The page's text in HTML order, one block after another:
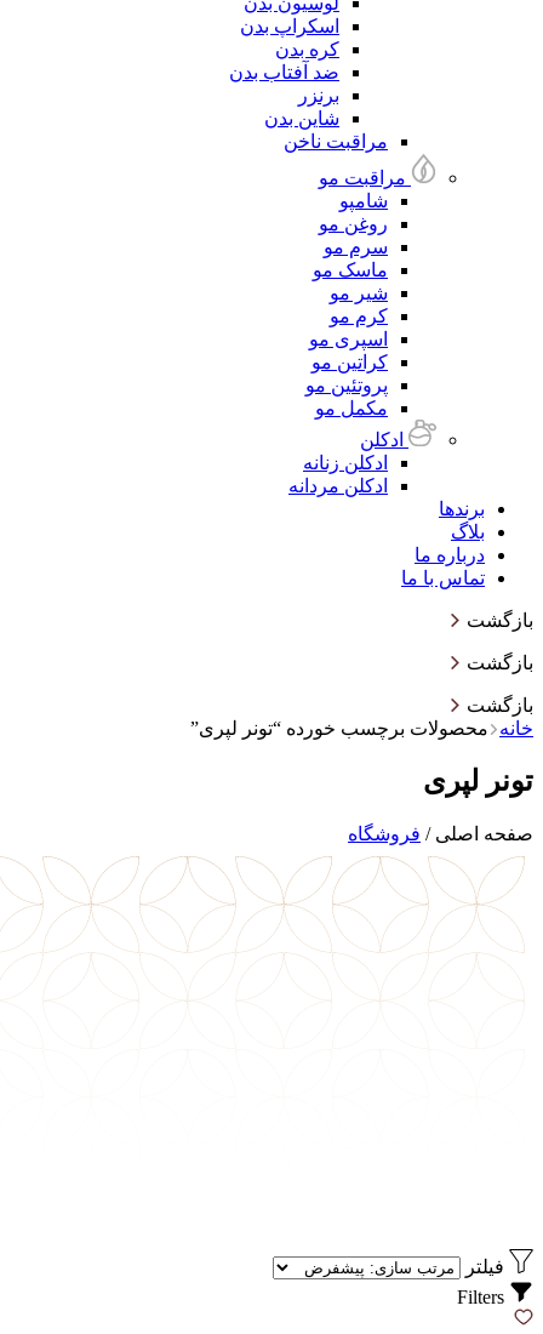
اسکراپ بدن
کره بدن
ضد آفتاب بدن
برنزر
شاین بدن
مراقبت ناخن
مراقبت مو
شامپو
روغن مو
سرم مو
ماسک مو
شیر مو
کرم مو
اسپری مو
کراتین مو
پروتئین مو
مکمل مو
ادکلن
ادکلن زنانه
ادکلن مردانه
برندها
بلاگ
درباره ما
تماس با ما
بازگشت
بازگشت
بازگشت
خانه
محصولات برچسب خورده “تونر لپری”
تونر لپری
صفحه اصلی / فروشگاه
فیلتر